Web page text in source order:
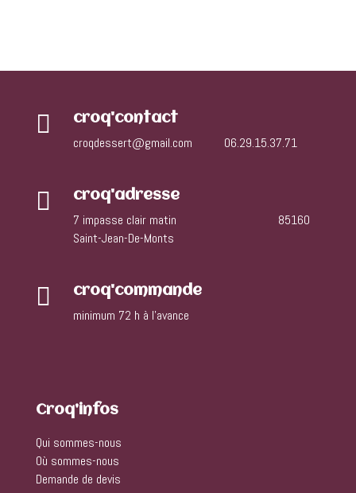
 croq'contact
croqdessert@gmail.com 06.29.15.37.71
 croq'adresse
7 impasse clair matin 85160
Saint-Jean-De-Monts
 croq'commande
minimum 72 h à l’avance
Croq’infos
Qui sommes-nous
Où sommes-nous
Demande de devis